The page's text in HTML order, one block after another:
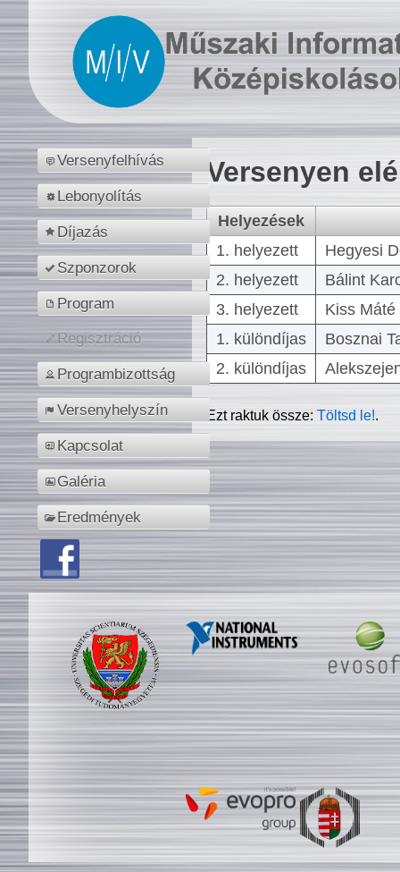
Versenyfelhívás
Lebonyolítás
Díjazás
Szponzorok
Program
Regisztráció
Programbizottság
Versenyhelyszín
Kapcsolat
Galéria
Eredmények
Versenyen
Helyezések
1. helyezett
Hegyesi
2. helyezett
Bálint
3. helyezett
Kiss
1. különdíjas
Bosznai
2. különdíjas
Ezt raktuk össze:Töltsd le!.